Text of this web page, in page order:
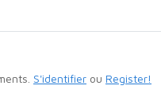
S'identifier ou Register!